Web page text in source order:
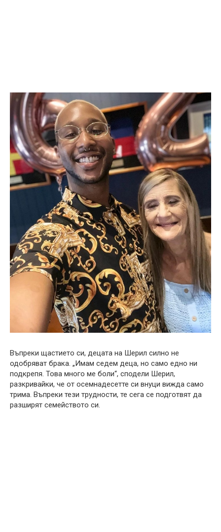
Въпреки щастието си, децата на Шерил силно не
одобряват брака. „Имам седем деца, но само едно ни
подкрепя. Това много ме боли“, сподели Шерил,
разкривайки, че от осемнадесетте си внуци вижда само
трима. Въпреки тези трудности, те сега се подготвят да
разширят семейството си.